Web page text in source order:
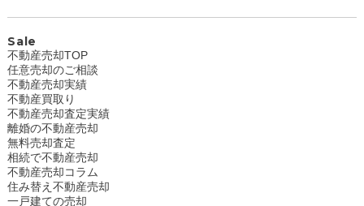
Sale
不動産売却TOP
任意売却のご相談
不動産売却実績
不動産買取り
不動産売却査定実績
離婚の不動産売却
無料売却査定
相続で不動産売却
不動産売却コラム
住み替え不動産売却
一戸建ての売却